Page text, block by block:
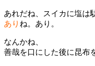
あれだね、スイカに塩は
あり ね。あり。
なんかね、
善哉を口にした後に昆布